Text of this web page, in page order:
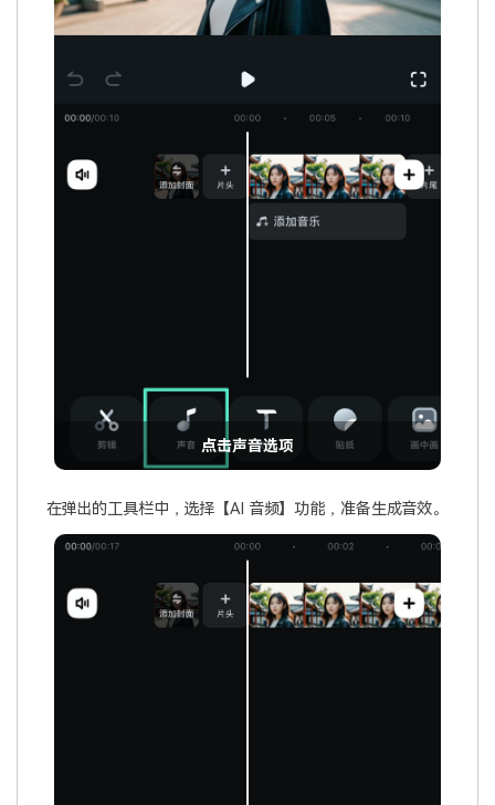
点击声音选项
在弹出的工具栏中，选择【AI 音频】功能，准备生成音效。